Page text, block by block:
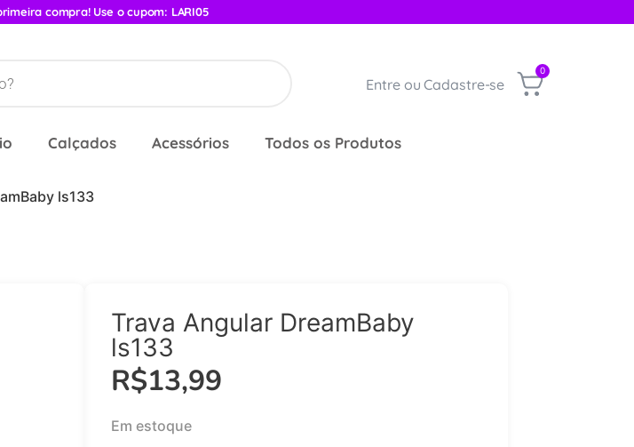
compra! Use o cupom: LARI05
Entre ou Cadastre-se
0
Calçados Acessórios Todos os Produtos
ls133
Trava Angular DreamBaby
ls133
R$13,99
Em estoque